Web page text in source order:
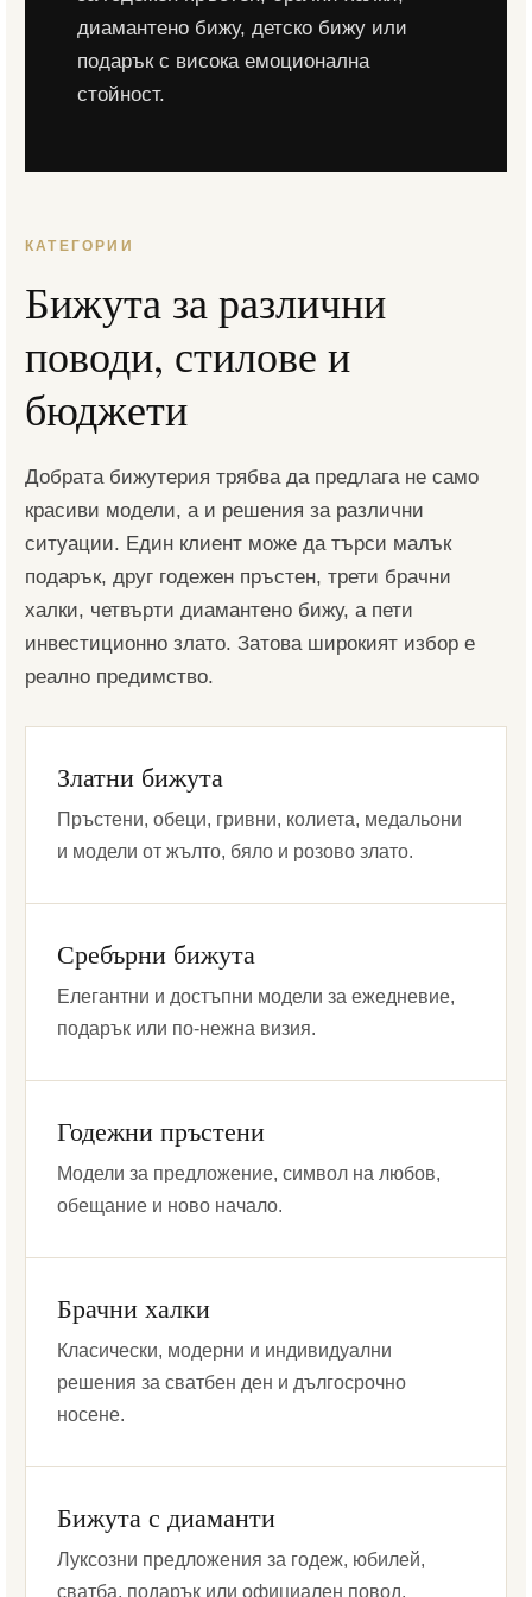
диамантено бижу, детско бижу или
подарък с висока емоционална
стойност.
КАТЕГОРИИ
Бижута за различни
поводи, стилове и
бюджети
Добрата бижутерия трябва да предлага не само
красиви модели, а и решения за различни
ситуации. Един клиент може да търси малък
подарък, друг годежен пръстен, трети брачни
халки, четвърти диамантено бижу, а пети
инвестиционно злато. Затова широкият избор е
реално предимство.
Златни бижута
Пръстени, обеци, гривни, колиета, медальони
и модели от жълто, бяло и розово злато.
Сребърни бижута
Елегантни и достъпни модели за ежедневие,
подарък или по-нежна визия.
Годежни пръстени
Модели за предложение, символ на любов,
обещание и ново начало.
Брачни халки
Класически, модерни и индивидуални
решения за сватбен ден и дългосрочно
носене.
Бижута с диаманти
Луксозни предложения за годеж, юбилей,
сватба, подарък или официален повод.